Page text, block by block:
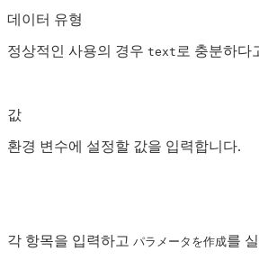
데이터 유형
정상적인 사용의 경우 text 로 충분하다
값
환경 변수에 설정할 값을 입력합니다.
각 항목을 입력하고 パラメータを作成를